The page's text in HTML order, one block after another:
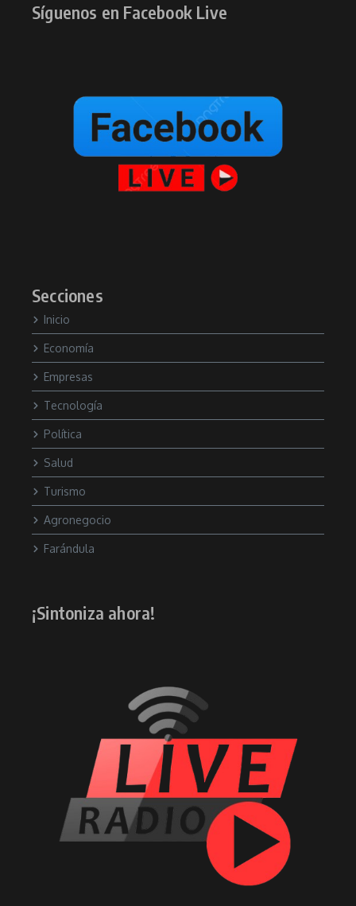
Síguenos en Facebook Live
Secciones
Inicio
Economía
Empresas
Tecnología
Política
Salud
Turismo
Agronegocio
Farándula
¡Sintoniza ahora!